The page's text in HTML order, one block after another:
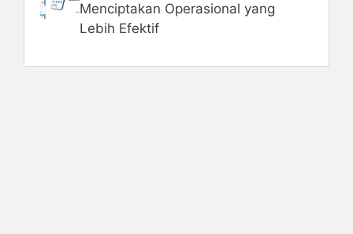
Menciptakan Operasional yang
Lebih Efektif